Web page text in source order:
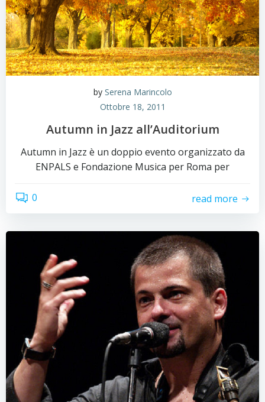
by Serena Marincolo
Ottobre 18, 2011
Autumn in Jazz all’Auditorium
Autumn in Jazz è un doppio evento organizzato da
ENPALS e Fondazione Musica per Roma per
0 read more